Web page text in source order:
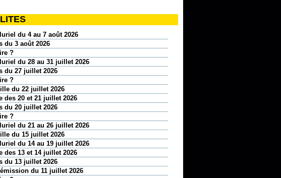
du 4 au 7 août 2026
du 3 août 2026
?
du 28 au 31 juillet 2026
du 27 juillet 2026
?
du 22 juillet 2026
des 20 et 21 juillet 2026
du 20 juillet 2026
?
du 21 au 26 juillet 2026
du 15 juillet 2026
du 14 au 19 juillet 2026
des 13 et 14 juillet 2026
du 13 juillet 2026
du 11 juillet 2026